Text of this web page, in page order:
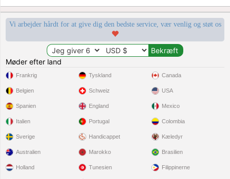
Vi arbejder hårdt for at give dig den bedste service, vær venlig og støt os
Møder efter land
Frankrig
Belgien
Spanien
Italien
Sverige
Tyskland
Schweiz
England
Portugal
Handicappet
Canada
USA
Mexico
Colombia
Kæledyr
Australien
Holland
Marokko
Tunesien
Brasilien
Filippinerne